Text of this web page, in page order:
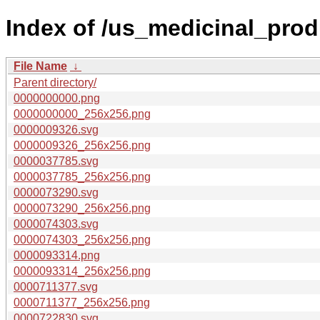
Index of /
File Name ↓
Parent directory/
0000000000.png
0000000000_256x256.png
0000009326.svg
0000009326_256x256.png
0000037785.svg
0000037785_256x256.png
0000073290.svg
0000073290_256x256.png
0000074303.svg
0000074303_256x256.png
0000093314.png
0000093314_256x256.png
0000711377.svg
0000711377_256x256.png